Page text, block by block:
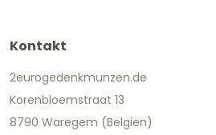
Kontakt
2eurogedenkmunzen.de
Korenbloemstraat 13
8790 Waregem (Belgien)